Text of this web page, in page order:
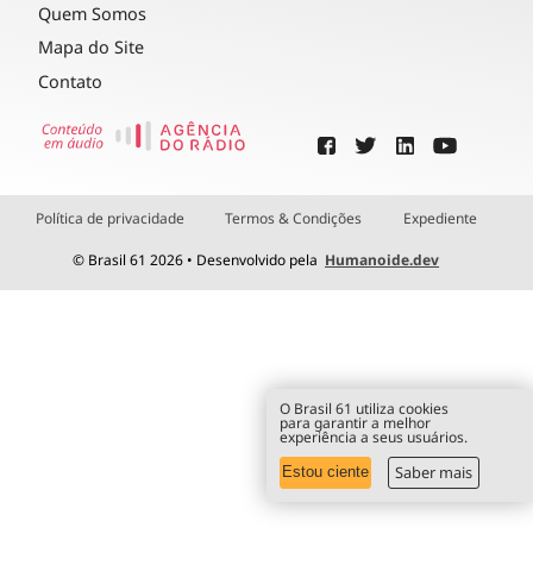
Quem Somos
Mapa do Site
Contato
Política de privacidade Termos & Condições Expediente
© Brasil 61 2026 • Desenvolvido pela Humanoide.dev
O Brasil 61 utiliza cookies
para garantir a melhor
experiência a seus usuários.
Estou ciente Saber mais